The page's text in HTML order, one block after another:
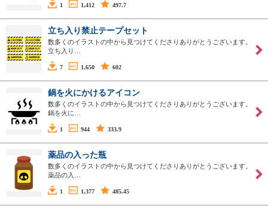
1 1,412 497.7
立ち入り禁止テープセット
数多くのイラストの中から見つけてくださりありがとうございます。
立ち入り…
7 1,650 602
鍋を火にかけるアイコン
数多くのイラストの中から見つけてくださりありがとうございます。
鍋を火に…
1 944 333.9
薬品の入った瓶
数多くのイラストの中から見つけてくださりありがとうございます。
薬品の入…
1 1,377 485.45